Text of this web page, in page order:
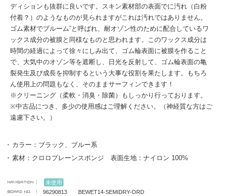
ディションも抜群に良いです。スキン素材部の表面でに汚れ（白粉
付着？）のようなものが見られますがこれは汚れではありません。
ゴム素材でブルーム”と呼ばれ、耐オゾン性のために配合しているワ
ックス成分の被膜と同様なものと思われます。このワックス成分は
時間の経過によって徐々にしみ出て、ゴム輪表面に被膜を作ること
で、大気中のオゾン等を遮断し、日光を反射して、ゴム輪表面の亀
裂発生及び成長を抑制するという大事な役割を果たします。もちろ
ん使用上の問題もなく、そのままサーフィンできます！
※クリーニング（柔軟・消臭・除菌）もしっかり行っております。
※中古品につき、多少の使用感はご理解ください。（神経質な方はご
遠慮下さい。）
カラー：ブラック、ブルー系
素材：クロロプレーンスポンジ 表面生地：ナイロン 100%
未使用
96290813 BEWET14-SEMIDRY-ORD